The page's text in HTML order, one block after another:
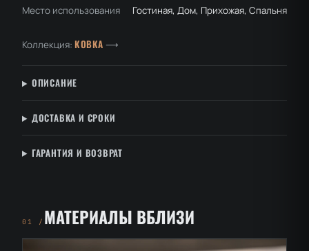
Место использования Гостиная, Дом, Прихожая, Спальня
Коллекция: КОВКА ⟶
ОПИСАНИЕ
ДОСТАВКА И СРОКИ
ГАРАНТИЯ И ВОЗВРАТ
01 / МАТЕРИАЛЫ ВБЛИЗИ